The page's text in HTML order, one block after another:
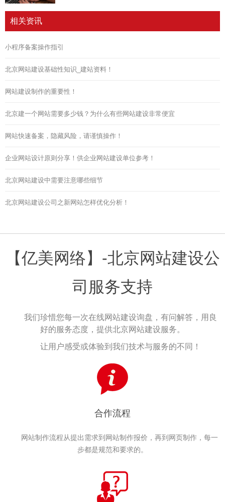
相关资讯
小程序备案操作指引
北京网站建设基础性知识_建站资料！
网站建设制作的重要性！
北京建一个网站需要多少钱？为什么有些网站建设非常便宜
网站快速备案，隐藏风险，请谨慎操作！
企业网站设计原则分享！供企业网站建设单位参考！
北京网站建设中需要注意哪些细节
北京网站建设公司之新网站怎样优化分析！
【亿美网络】-北京网站建设公
司服务支持
我们珍惜您每一次在线网站建设询盘，有问解答，用良
好的服务态度，提供北京网站建设服务。
让用户感受或体验到我们技术与服务的不同！
合作流程
网站制作流程从提出需求到网站制作报价，再到网页制作，每一
步都是规范和要求的。